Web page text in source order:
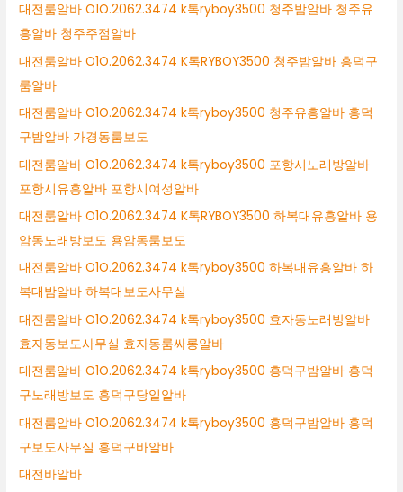
대전룸알바 O1O.2062.3474 k톡ryboy3500 청주밤알바 청주유
흥알바 청주주점알바
대전룸알바 O1O.2062.3474 K톡RYBOY3500 청주밤알바 흥덕구
룸알바
대전룸알바 O1O.2062.3474 k톡ryboy3500 청주유흥알바 흥덕
구밤알바 가경동룸보도
대전룸알바 O1O.2062.3474 k톡ryboy3500 포항시노래방알바
포항시유흥알바 포항시여성알바
대전룸알바 O1O.2062.3474 K톡RYBOY3500 하복대유흥알바 용
암동노래방보도 용암동룸보도
대전룸알바 O1O.2062.3474 k톡ryboy3500 하복대유흥알바 하
복대밤알바 하복대보도사무실
대전룸알바 O1O.2062.3474 k톡ryboy3500 효자동노래방알바
효자동보도사무실 효자동룸싸롱알바
대전룸알바 O1O.2062.3474 k톡ryboy3500 흥덕구밤알바 흥덕
구노래방보도 흥덕구당일알바
대전룸알바 O1O.2062.3474 k톡ryboy3500 흥덕구밤알바 흥덕
구보도사무실 흥덕구바알바
대전바알바